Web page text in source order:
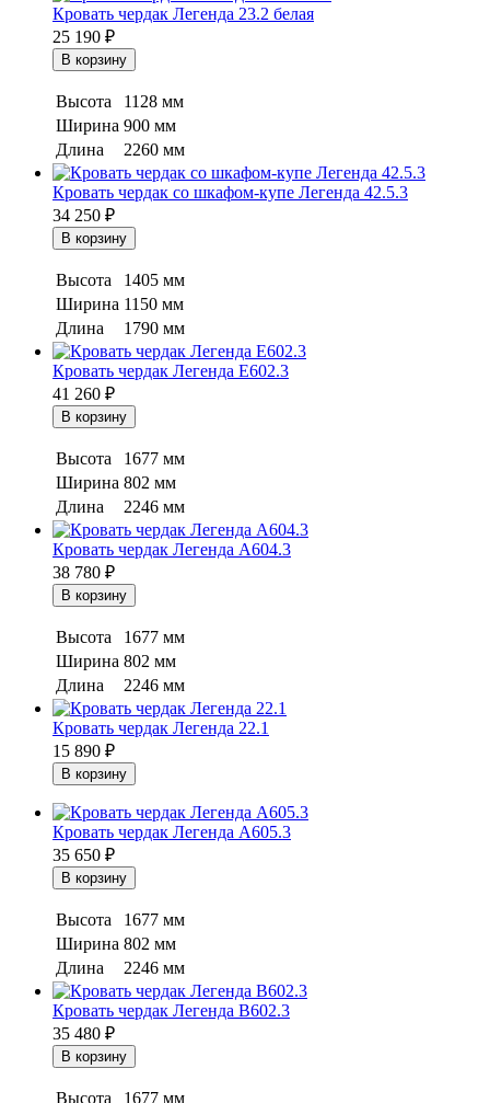
Кровать чердак Легенда 23.2 белая
25 190 ₽
Высота
1128 мм
Ширина 900 мм
Длина
2260 мм
Кровать чердак со шкафом-купе Легенда 42.5.3
34 250 ₽
Высота
1405 мм
Ширина 1150 мм
Длина
1790 мм
Кровать чердак Легенда E602.3
41 260 ₽
Высота
1677 мм
Ширина 802 мм
Длина
2246 мм
Кровать чердак Легенда A604.3
38 780 ₽
Высота
1677 мм
Ширина 802 мм
Длина
2246 мм
Кровать чердак Легенда 22.1
15 890 ₽
Кровать чердак Легенда A605.3
35 650 ₽
Высота
1677 мм
Ширина 802 мм
Длина
2246 мм
Кровать чердак Легенда B602.3
35 480 ₽
Высота
1677 мм